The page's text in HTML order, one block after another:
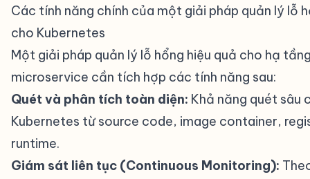
Các tính năng chính của một giải pháp quản lý lỗ
cho Kubernetes
Một giải pháp quản lý lỗ hổng hiệu quả cho hạ
microservice cần tích hợp các tính năng sau:
Quét và phân tích toàn diện: Khả năng quét sâu
Kubernetes từ source code, image container,
runtime.
Giám sát liên tục (Continuous Monitoring):